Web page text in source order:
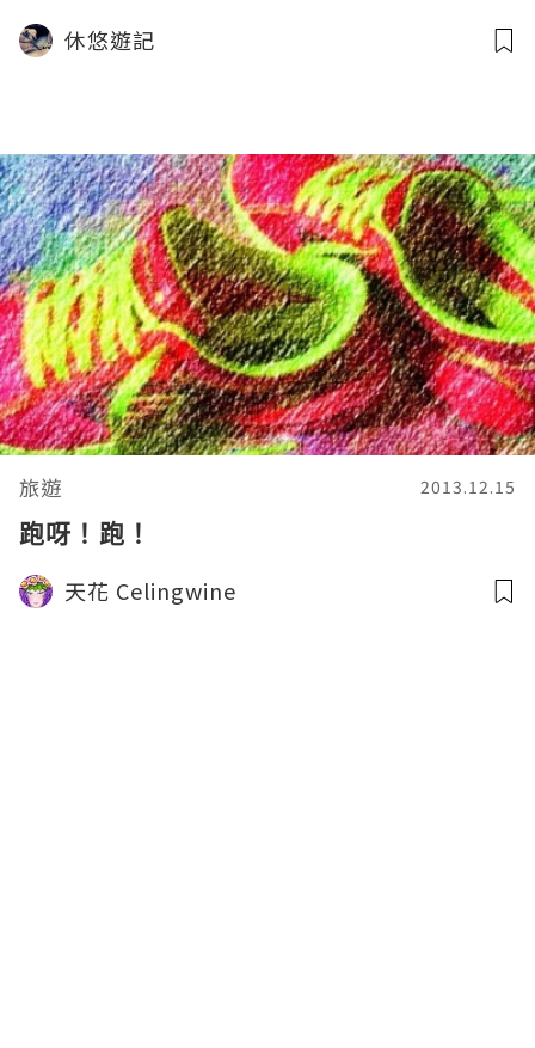
休悠遊記
旅遊 2013.12.15
跑呀！跑！
天花 Celingwine